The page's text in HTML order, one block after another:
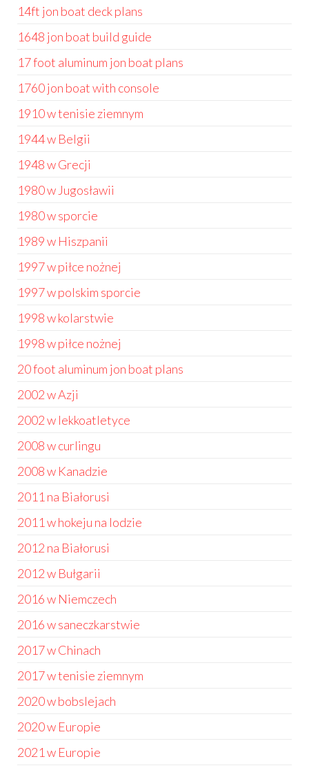
14ft jon boat deck plans
1648 jon boat build guide
17 foot aluminum jon boat plans
1760 jon boat with console
1910 w tenisie ziemnym
1944 w Belgii
1948 w Grecji
1980 w Jugosławii
1980 w sporcie
1989 w Hiszpanii
1997 w piłce nożnej
1997 w polskim sporcie
1998 w kolarstwie
1998 w piłce nożnej
20 foot aluminum jon boat plans
2002 w Azji
2002 w lekkoatletyce
2008 w curlingu
2008 w Kanadzie
2011 na Białorusi
2011 w hokeju na lodzie
2012 na Białorusi
2012 w Bułgarii
2016 w Niemczech
2016 w saneczkarstwie
2017 w Chinach
2017 w tenisie ziemnym
2020 w bobslejach
2020 w Europie
2021 w Europie